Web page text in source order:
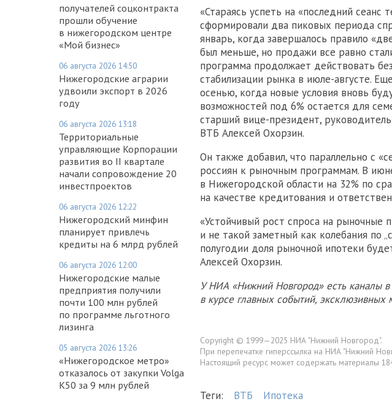
получателей соцконтракта
прошли обучение
в нижегородском центре
«Мой бизнес»
06 августа 2026 14:50
Нижегородские аграрии
удвоили экспорт в 2026
году
06 августа 2026 13:18
Территориальные
управляющие Корпорации
развития во II квартале
начали сопровождение 20
инвестпроектов
06 августа 2026 12:22
Нижегородский минфин
планирует привлечь
кредиты на 6 млрд рублей
06 августа 2026 12:00
Нижегородские малые
предприятия получили
почти 100 млн рублей
по программе льготного
лизинга
05 августа 2026 13:26
«Нижегородское метро»
отказалось от закупки Volga
K50 за 9 млн рублей
«Стараясь успеть на «последний
сформировали два пиковых периода
январь, когда завершалось правило
был меньше, но продажи все равно
программа продолжает действовать
стабилизации рынка в июле-августе.
осенью, когда новые условия вновь
возможностей под 6% остается для
старший вице-президент,
ВТБ Алексей Охорзин.
Он также добавил, что параллельно с
россиян к рыночным программам. В
в Нижегородской области на 32% по
на качестве кредитования и
«Устойчивый рост спроса на рыночные
и не такой заметный как колебания по
полугодии доля рыночной ипотеки
Алексей Охорзин.
У НИА «Нижний Новгород» есть каналы в
в курсе главных событий,
Copyright © 1999—2025 НИА "Нижний Новгород".
При перепечатке гиперссылка на НИА "Нижний
Настоящий ресурс может содержать материалы
Теги: ВТБ Ипотека